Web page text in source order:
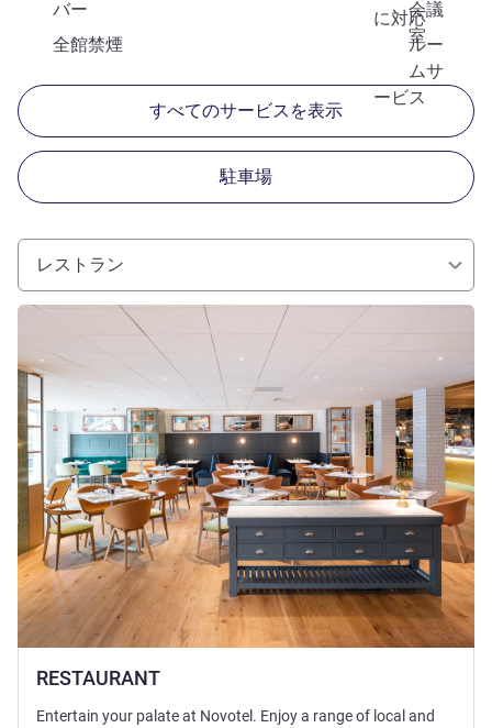
に対応
バー
会議
室
全館禁煙
ルー
ムサ
ービス
すべてのサービスを表示
駐車場
レストラン
RESTAURANT
詳細を表示
Entertain your palate at Novotel. Enjoy a range of local and